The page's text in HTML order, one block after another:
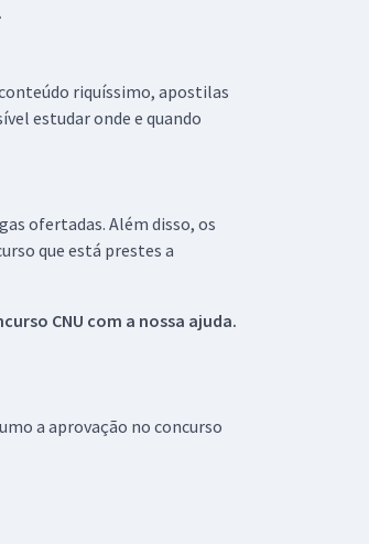
riquíssimo, apostilas
estudar onde e quando
ofertadas. Além disso, os
que está prestes a
CNU com a nossa ajuda.
a aprovação no concurso